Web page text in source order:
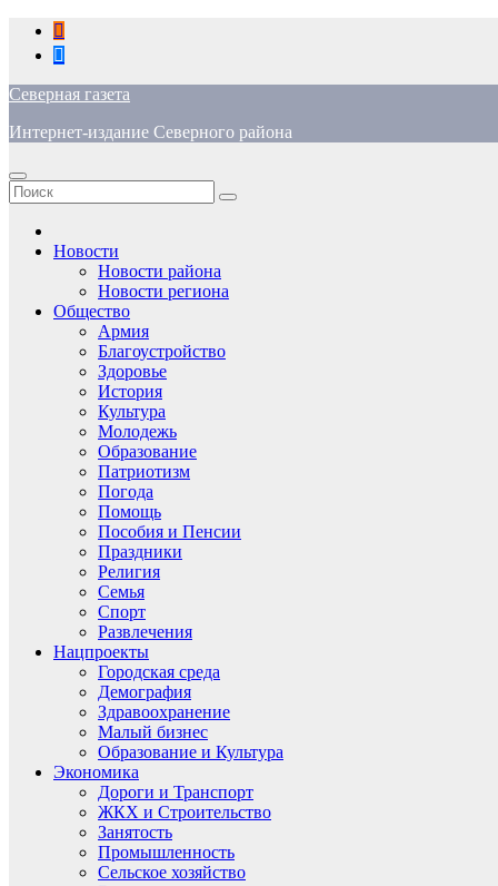
Перейти
содержимому
Северная газета
Интернет-издание Северного района
Новости
Новости района
Новости региона
Общество
Армия
Благоустройство
Здоровье
История
Культура
Молодежь
Образование
Патриотизм
Погода
Помощь
Пособия и Пенсии
Праздники
Религия
Семья
Спорт
Развлечения
Нацпроекты
Городская среда
Демография
Здравоохранение
Малый бизнес
Образование и Культура
Экономика
Дороги и Транспорт
ЖКХ и Строительство
Занятость
Промышленность
Сельское хозяйство